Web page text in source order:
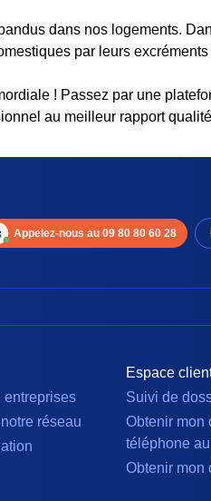
dans nos logements.
par leurs
! Passez par une
au meilleur rapport
Appelez-nous au 09 80 80 60 28
entreprises
réseau
Espace
Suivi de
Obtenir mon
téléphone
Obtenir mon